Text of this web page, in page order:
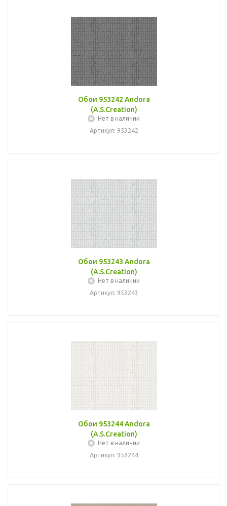
Обои 953242 Andora
(A.S.Creation)
Нет в наличии
Артикул: 953242
Обои 953243 Andora
(A.S.Creation)
Нет в наличии
Артикул: 953243
Обои 953244 Andora
(A.S.Creation)
Нет в наличии
Артикул: 953244